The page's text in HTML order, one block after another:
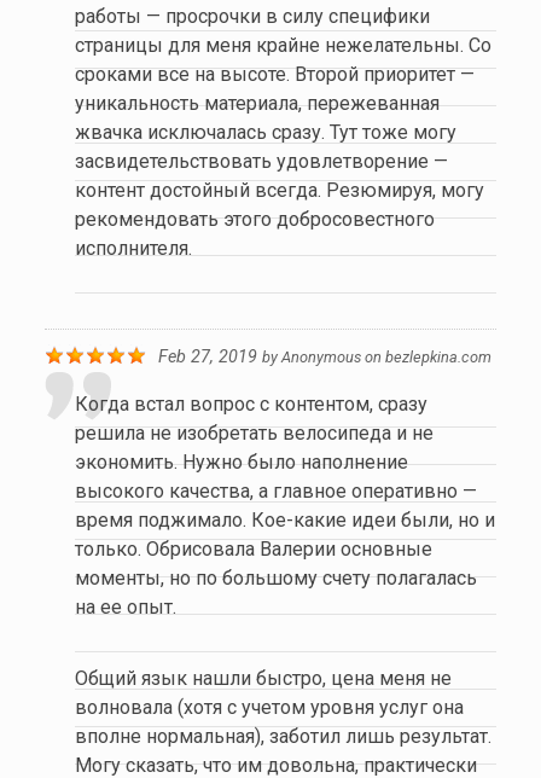
работы — просрочки в силу специфики
страницы для меня крайне нежелательны. Со
сроками все на высоте. Второй приоритет —
уникальность материала, пережеванная
жвачка исключалась сразу. Тут тоже могу
засвидетельствовать удовлетворение —
контент достойный всегда. Резюмируя, могу
рекомендовать этого добросовестного
исполнителя.
Feb 27, 2019 byAnonymouson bezlepkina.com
Когда встал вопрос с контентом, сразу
решила не изобретать велосипеда и не
экономить. Нужно было наполнение
высокого качества, а главное оперативно —
время поджимало. Кое-какие идеи были, но и
только. Обрисовала Валерии основные
моменты, но по большому счету полагалась
на ее опыт.
Общий язык нашли быстро, цена меня не
волновала (хотя с учетом уровня услуг она
вполне нормальная), заботил лишь результат.
Могу сказать, что им довольна, практически